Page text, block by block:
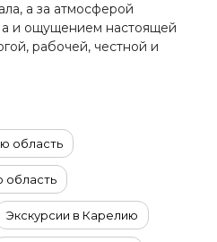
а за атмосферой
и ощущением настоящей
рабочей, честной и
область
область
Экскурсии в Карелию